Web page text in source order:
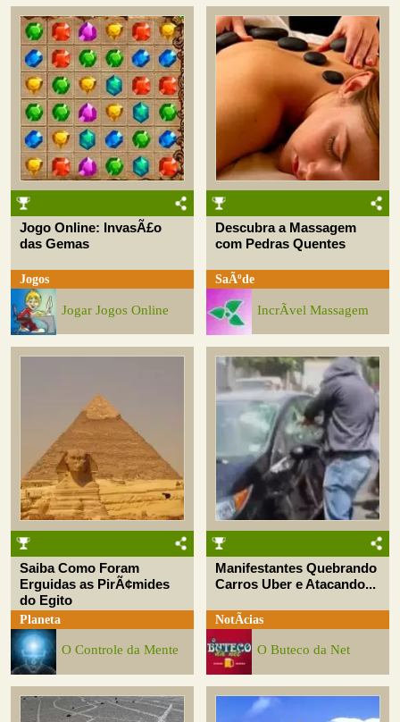
Jogo Online: InvasÃ£o
das Gemas
Jogos
Jogar Jogos Online
Descubra a Massagem
com Pedras Quentes
SaÃºde
IncrÃ­vel Massagem
Saiba Como Foram
Erguidas as PirÃ¢mides
do Egito
Planeta
O Controle da Mente
Manifestantes Quebrando
Carros Uber e Atacando...
NotÃ­cias
O Buteco da Net